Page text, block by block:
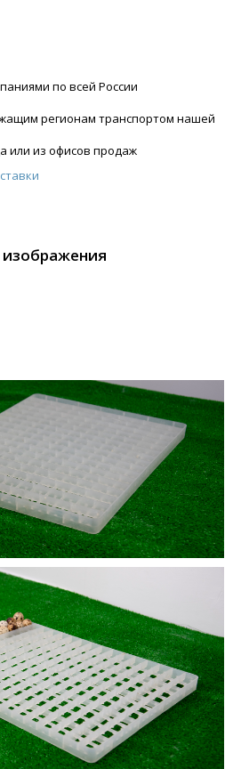
по всей России
регионам транспортом нашей
или из офисов продаж